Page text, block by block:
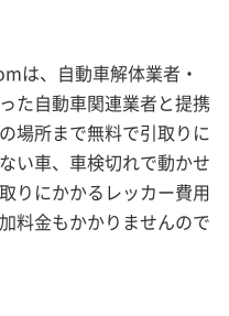
は、自動車解体業者・
た自動車関連業者と提携
場所まで無料で引取りに
い車、車検切れで動かせ
りにかかるレッカー費用
料金もかかりませんので